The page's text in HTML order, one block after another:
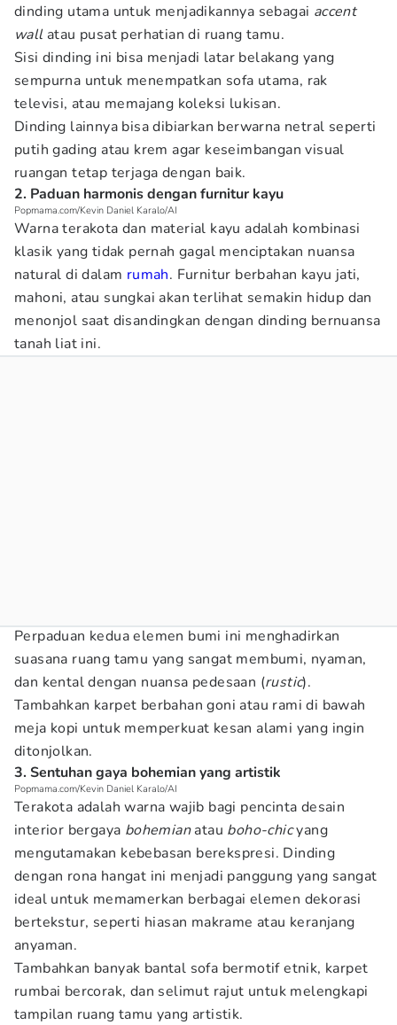
dinding utama untuk menjadikannya sebagai accent
wallatau pusat perhatian di ruang tamu.
Sisi dinding ini bisa menjadi latar belakang yang
sempurna untuk menempatkan sofa utama, rak
televisi, atau memajang koleksi lukisan.
Dinding lainnya bisa dibiarkan berwarna netral seperti
putih gading atau krem agar keseimbangan visual
ruangan tetap terjaga dengan baik.
2. Paduan harmonis dengan furnitur kayu
Popmama.com/Kevin Daniel Karalo/AI
Warna terakota dan material kayu adalah kombinasi
klasik yang tidak pernah gagal menciptakan nuansa
natural di dalam rumah. Furnitur berbahan kayu jati,
mahoni, atau sungkai akan terlihat semakin hidup dan
menonjol saat disandingkan dengan dinding bernuansa
tanah liat ini.
Perpaduan kedua elemen bumi ini menghadirkan
suasana ruang tamu yang sangat membumi, nyaman,
dan kental dengan nuansa pedesaan (rustic).
Tambahkan karpet berbahan goni atau rami di bawah
meja kopi untuk memperkuat kesan alami yang ingin
ditonjolkan.
3. Sentuhan gaya bohemian yang artistik
Popmama.com/Kevin Daniel Karalo/AI
Terakota adalah warna wajib bagi pencinta desain
interior bergaya bohemianatau boho-chicyang
mengutamakan kebebasan berekspresi. Dinding
dengan rona hangat ini menjadi panggung yang sangat
ideal untuk memamerkan berbagai elemen dekorasi
bertekstur, seperti hiasan makrame atau keranjang
anyaman.
Tambahkan banyak bantal sofa bermotif etnik, karpet
rumbai bercorak, dan selimut rajut untuk melengkapi
tampilan ruang tamu yang artistik.